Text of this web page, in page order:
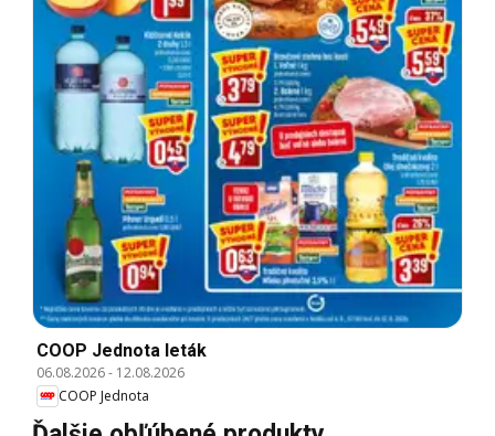
COOP Jednota leták
06.08.2026- 12.08.2026
COOP Jednota